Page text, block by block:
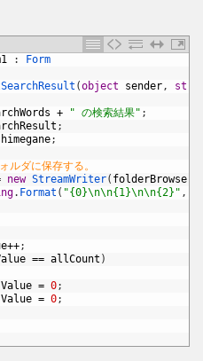
:
Form
(object sender,
+ " の検索結果" ;
;
;
ダに保存する。
new StreamWriter(
. Format ( "{0}\n\n{1}\n\n{2}" ,
++;
== allCount )
Value = 0;
Value = 0;